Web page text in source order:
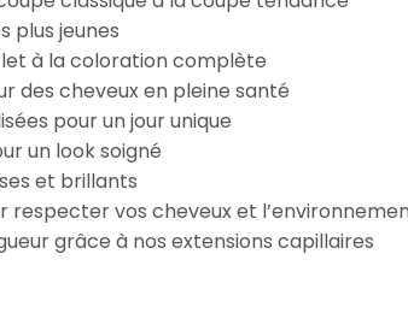
plus jeunes
à la coloration complète
des cheveux en pleine santé
pour un jour unique
un look soigné
et brillants
respecter vos cheveux et
grâce à nos extensions capillaires